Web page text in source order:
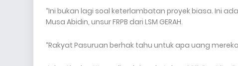
“Ini bukan lagi soal keterlambatan proyek biasa. Ini
Musa Abidin, unsur FRPB dari LSM GERAH.
“Rakyat Pasuruan berhak tahu untuk apa uang